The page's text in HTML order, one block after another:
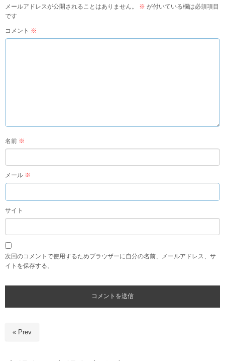
メールアドレスが公開されることはありません。 ※ が付いている欄は必須項目
です
コメント ※
名前 ※
メール ※
サイト
次回のコメントで使用するためブラウザーに自分の名前、メールアドレス、サ
イトを保存する。
« Prev